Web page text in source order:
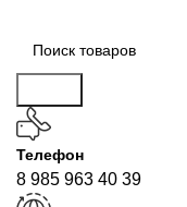
Телефон
8 985 963 40 39